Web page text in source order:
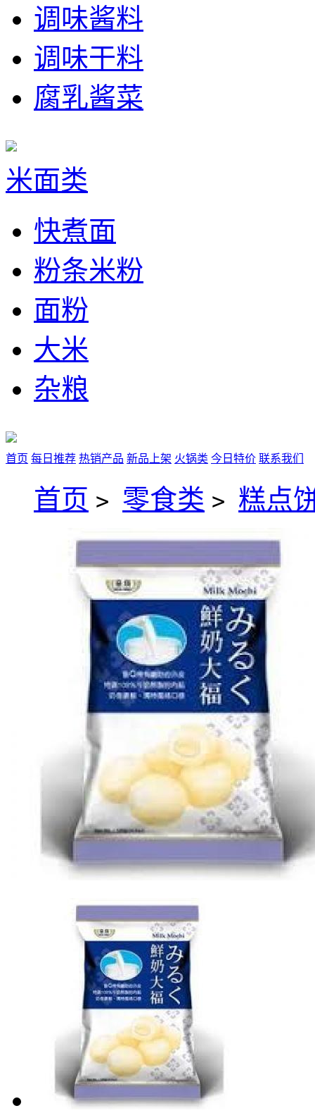
调味酱料
调味干料
腐乳酱菜
米面类
快煮面
粉条米粉
面粉
大米
杂粮
首页 每日推荐 热销产品 新品上架 火锅类 今日特价 联系我们
首页 > 零食类 > 糕点